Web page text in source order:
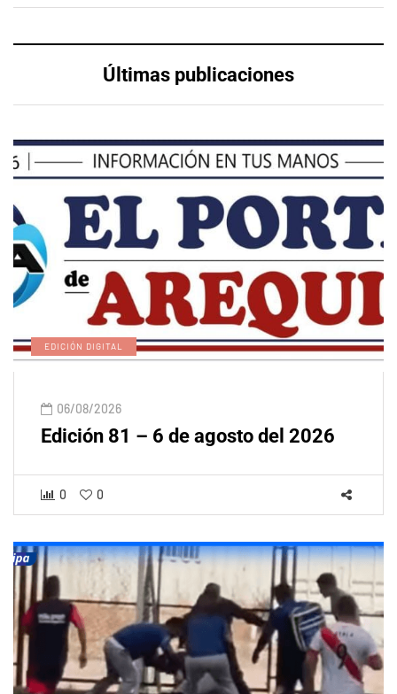
Últimas publicaciones
EDICIÓN DIGITAL
06/08/2026
Edición 81 – 6 de agosto del 2026
0 0